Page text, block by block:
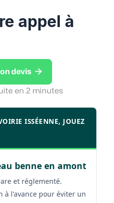
appel à
devis 
en 2 minutes
ISSÉENNE, JOUEZ
benne en amont
et réglementé.
à l'avance pour éviter un